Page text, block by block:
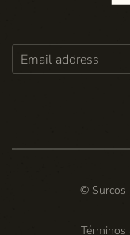
© Surcos
Términos